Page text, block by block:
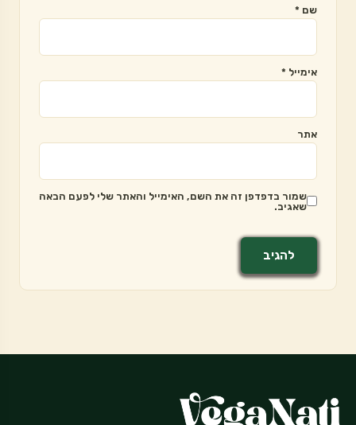
שם *
אימייל *
אתר
שמור בדפדפן זה את השם, האימייל והאתר שלי לפעם הבאה
שאגיב.